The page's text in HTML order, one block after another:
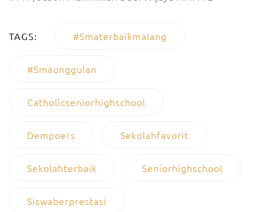
TAGS: #smaterbaikmalang
#smaunggulan
Catholicseniorhighschool
Dempoers Sekolahfavorit
Sekolahterbaik Seniorhighschool
Siswaberprestasi